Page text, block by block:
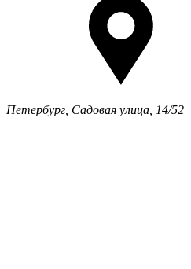
Петербург, Садовая улица, 14/52